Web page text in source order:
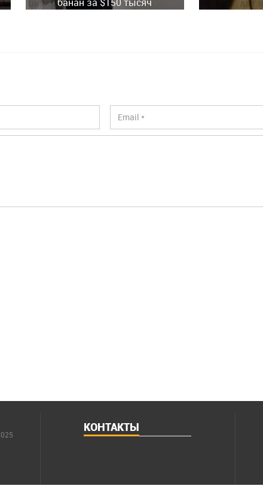
КОНТАКТЫ